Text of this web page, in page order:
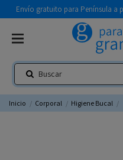
Envío gratuito para Península a
Inicio Corporal Higiene Bucal